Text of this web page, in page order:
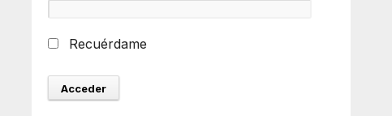
Recuérdame